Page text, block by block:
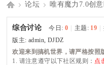
Di »
论坛 唯有魔力7.0创意
综合讨论 今日:0 主题: 19
版主:admin, DJDZ
欢迎来到搞机世界，请严格按照
1. 请注意遵守以下社区规则： 点